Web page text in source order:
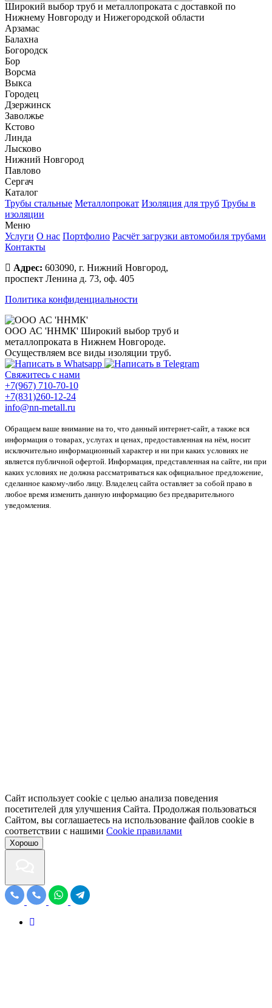
Широкий выбор труб и металлопроката с доставкой по
Нижнему Новгороду и Нижегородской области
Арзамас
Балахна
Богородск
Бор
Ворсма
Выкса
Городец
Дзержинск
Заволжье
Кстово
Линда
Лысково
Нижний Новгород
Павлово
Сергач
Каталог
Трубы стальные Металлопрокат Изоляция для труб Трубы в
изоляции
Меню
Услуги О нас Портфолио Расчёт загрузки автомобиля трубами
Контакты
Адрес: 603090, г. Нижний Новгород,
проспект Ленина д. 73, оф. 405
Политика конфиденциальности
ООО АС 'ННМК' Широкий выбор труб и
металлопроката в Нижнем Новгороде.
Осуществляем все виды изоляции труб.
Свяжитесь с нами
+7(967) 710-70-10
+7(831)260-12-24
info@nn-metall.ru
Обращаем ваше внимание на то, что данный интернет-сайт, а также вся
информация о товарах, услугах и ценах, предоставленная на нём, носит
исключительно информационный характер и ни при каких условиях не
является публичной офертой. Информация, представленная на сайте, ни при
каких условиях не должна рассматриваться как официальное предложение,
сделанное какому-либо лицу. Владелец сайта оставляет за собой право в
любое время изменить данную информацию без предварительного
уведомления.
Сайт использует cookie с целью анализа поведения
посетителей для улучшения Сайта. Продолжая пользоваться
Сайтом, вы соглашаетесь на использование файлов cookie в
соответствии с нашими Cookiе правилами
Хорошо